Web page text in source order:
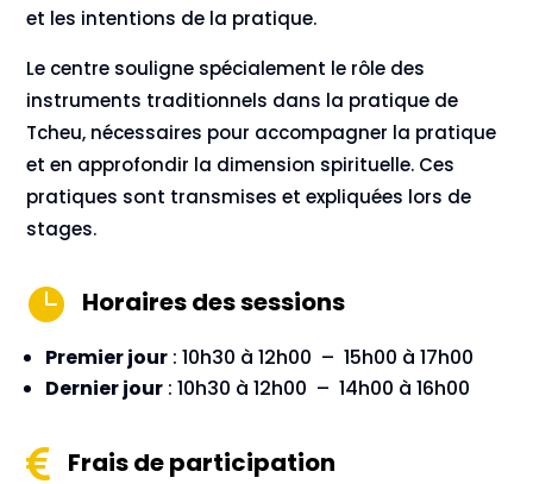
et les intentions de la pratique.
Le centre souligne spécialement le rôle des
instruments traditionnels dans la pratique de
Tcheu, nécessaires pour accompagner la pratique
et en approfondir la dimension spirituelle. Ces
pratiques sont transmises et expliquées lors de
stages.
 Horaires des sessions
Premier jour: 10h30 à 12h00 – 15h00 à 17h00
Dernier jour: 10h30 à 12h00 – 14h00 à 16h00
 Frais de participation